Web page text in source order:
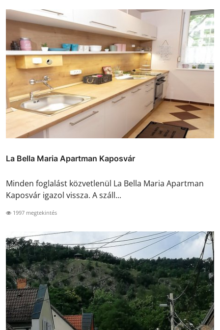
La Bella Maria Apartman Kaposvár
Minden foglalást közvetlenül La Bella Maria Apartman
Kaposvár igazol vissza. A száll...
1997 megtekintés